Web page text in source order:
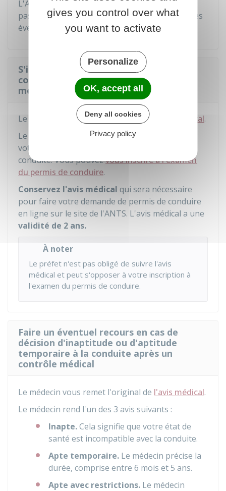
L'Assurance maladie (Sécurité sociale) ne prend
pas en charge les frais du contrôle médical, ni les
éventuels examens complémentaires.
S'inscrire à l'examen du permis de
conduire en cas d'avis favorable du
médecin lors du contrôle médical
Le médecin vous remet l'original de l'avis médical.
Le médecin rend l'avis "apte". Cela signifie que
votre état de santé est compatible avec la
conduite. Vous pouvezvous inscrire à l'examen
du permis de conduire.
Conservez l'avis médical qui sera nécessaire
pour faire votre demande de permis de conduire
en ligne sur le site de l'ANTS. L'avis médical a une
validité de 2 ans.
À noter
Le préfet n'est pas obligé de suivre l'avis
médical et peut s'opposer à votre inscription à
l'examen du permis de conduire.
Faire un éventuel recours en cas de
décision d'inaptitude ou d'aptitude
temporaire à la conduite après un
contrôle médical
Le médecin vous remet l'original de l'avis médical.
Le médecin rend l'un des 3 avis suivants :
Inapte.Cela signifie que votre état de
santé est incompatible avec la conduite.
Apte temporaire. Le médecin précise la
durée, comprise entre 6 mois et 5 ans.
Apte avec restrictions. Le médecin
gives you control over what
you want to activate
Personalize
OK, accept all
Deny all cookies
Privacy policy